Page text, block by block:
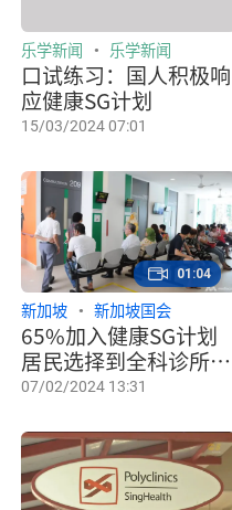
口试练习：国人积极响
应健康SG计划
乐学新闻 乐学新闻
15/03/2024 07:01
65%加入健康SG计划
居民选择到全科诊所看
诊
新加坡 新加坡国会
07/02/2024 13:31
01:04